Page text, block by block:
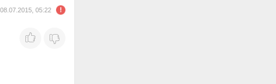
08.07.2015, 05:22